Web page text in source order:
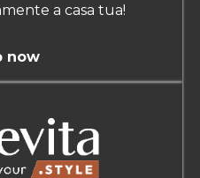
a casa tua!
now